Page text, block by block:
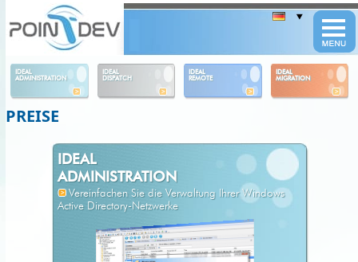
IDEAL
ADMINISTRATION
IDEAL
DISPATCH
IDEAL
REMOTE
IDEAL
MIGRATION
PREISE
IDEAL
ADMINISTRATION
Vereinfachen Sie die Verwaltung Ihrer Windows
Active Directory-Netzwerke
Panneau de gestion des cookies